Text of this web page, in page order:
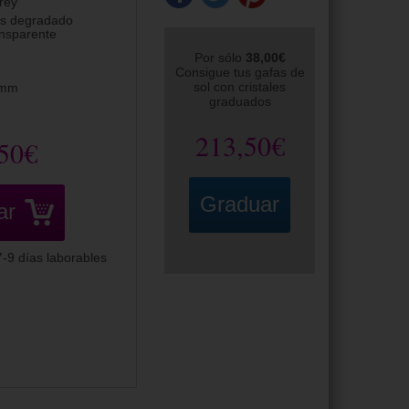
degradado
9 días laborables
Por sólo 38,00€
Consigue tus gafas de
sol con cristales
graduados
213,50€
Graduar